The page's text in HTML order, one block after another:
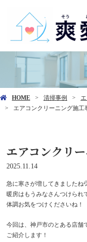
HOME 清掃事例
エアコンクリーニング施工
エアコンクリ
2025.11.14
急に寒さが増してきましたね
暖房はもうみなさんつけられ
体調お気をつけくださいね！
今回は、神戸市のとある店舗
ご紹介します！